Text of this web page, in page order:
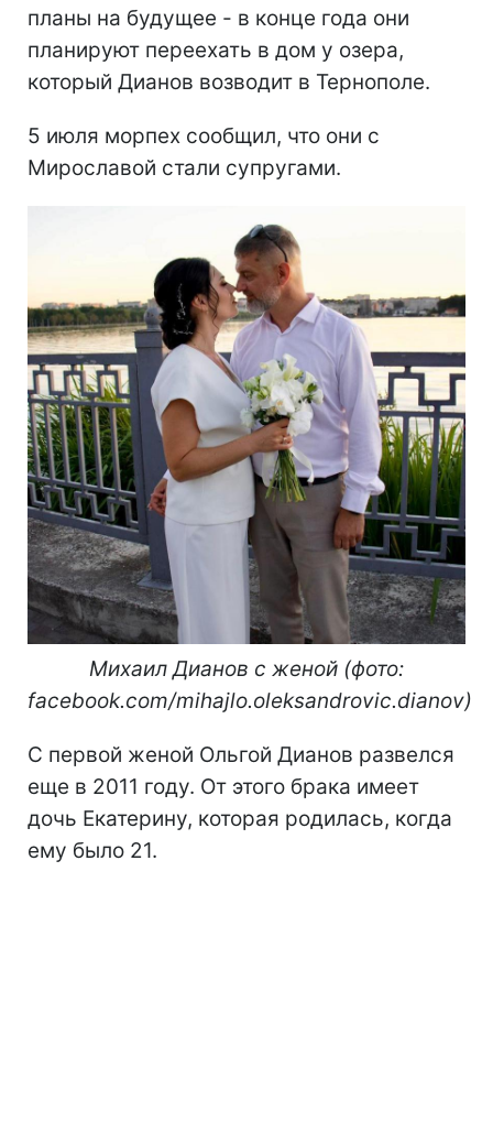
планы на будущее - в конце года они
планируют переехать в дом у озера,
который Дианов возводит в Тернополе.
5 июля морпех сообщил, что они с
Мирославой стали супругами.
Михаил Дианов с женой (фото:
facebook.com/mihajlo.oleksandrovic.dianov)
С первой женой Ольгой Дианов развелся
еще в 2011 году. От этого брака имеет
дочь Екатерину, которая родилась, когда
ему было 21.